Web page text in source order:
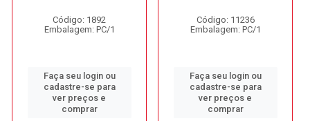
Código: 1892
Embalagem: PC/1
Faça seu login ou
cadastre-se para
ver preços e
comprar
Código: 11236
Embalagem: PC/1
Faça seu login ou
cadastre-se para
ver preços e
comprar